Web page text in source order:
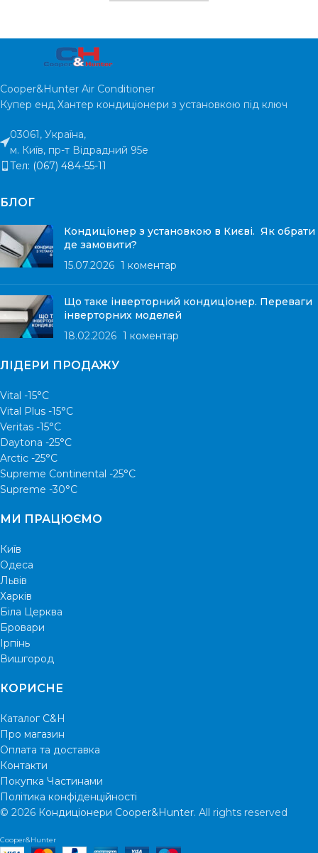
ПЛОЩА
ПРИМІЩЕННЯ
ГАРАНТІЯ
ПЛОЩА
ГАРАНТІЯ
Cooper&Hunter Air Conditioner
Купер енд Хантер кондиціонери з установкою під ключ
03061, Україна,
м. Київ, пр-т Відрадний 95е
Тел: (067) 484-55-11
БЛОГ
Кондиціонер з установкою в Києві. Як обрати
де замовити?
15.07.2026 1 коментар
Що таке інверторний кондиціонер. Переваги
інверторних моделей
18.02.2026 1 коментар
ЛІДЕРИ ПРОДАЖУ
Vital -15°С
Vital Plus -15°C
Veritas -15°С
Daytona -25°С
Arctic -25°С
Supreme Continental -25°С
Supreme -30°С
МИ ПРАЦЮЄМО
Київ
Одеса
Львів
Харків
Біла Церква
Бровари
Ірпінь
Вишгород
КОРИСНЕ
Каталог C&H
Про магазин
Оплата та доставка
Контакти
Покупка Частинами
Політика конфіденційності
© 2026 Кондиціонери Cooper&Hunter. All rights reserved
Cooper&Hunter